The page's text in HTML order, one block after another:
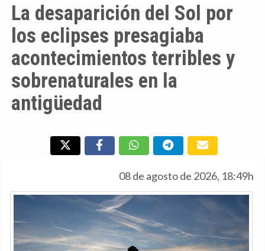
La desaparición del Sol por
los eclipses presagiaba
acontecimientos terribles y
sobrenaturales en la
antigüedad
08 de agosto de 2026, 18:49h